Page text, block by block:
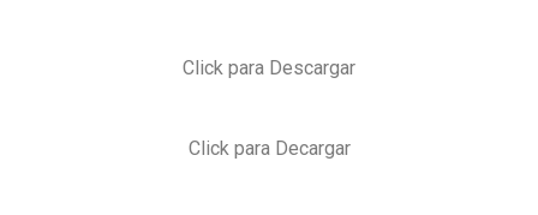
Click para Descargar
Click para Decargar